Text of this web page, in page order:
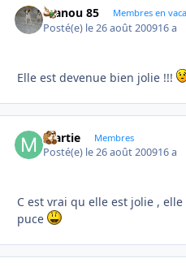
manou 85 Membres en
Posté(e) le 26 août 200916 a
Elle est devenue bien jolie !!!
martie Membres
Posté(e) le 26 août 200916 a
C est vrai qu elle est jolie ,
puce